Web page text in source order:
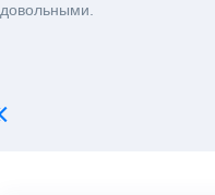
довольными.